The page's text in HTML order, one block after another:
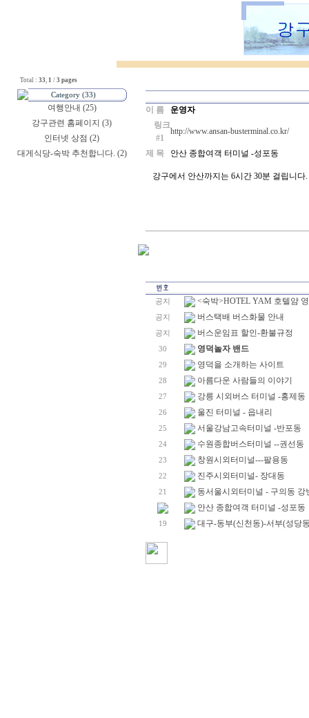
Total : 33, 1 / 3 pages
Category (33)
여행안내 (25)
강구관련 홈페이지 (3)
인터넷 상점 (2)
대게식당-숙박 추천합니다. (2)
이 름 운영자
링크
#1
http://www.ansan-busterminal.co.kr/
제 목 안산 종합여객 터미널 -성포동
강구에서 안산까지는 6시간 30분 걸립니다.
공지 <숙박>HOTEL YAM 호텔얌
공지 버스택배 버스화물 안내
공지 버스운임표 할인-환불규정
30 영덕놀자 밴드
29 영덕을 소개하는 사이트
28 아름다운 사람들의 이야기
27 강릉 시외버스 터미널 -홍제동
26 울진 터미널 - 읍내리
25 서울강남고속터미널 -반포동
24 수원종합버스터미널 --권선동
23 창원시외터미널---팔용동
22 진주시외터미널- 장대동
21
동서울시외터미널 - 구의동 강
안산 종합여객 터미널 -성포동
19 대구-동부(신천동)-서부(성당